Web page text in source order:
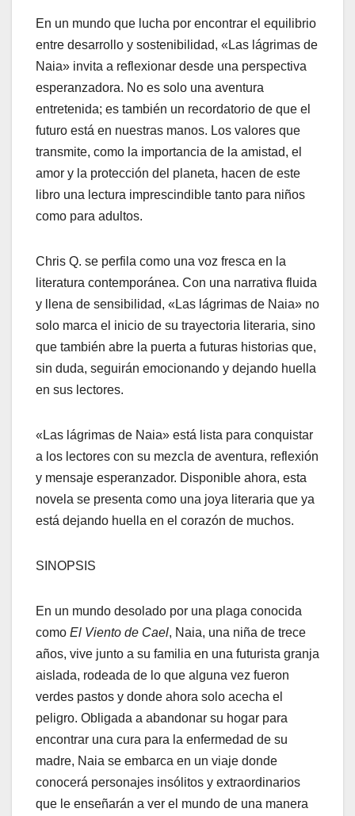
En un mundo que lucha por encontrar el equilibrio
entre desarrollo y sostenibilidad, «Las lágrimas de
Naia» invita a reflexionar desde una perspectiva
esperanzadora. No es solo una aventura
entretenida; es también un recordatorio de que el
futuro está en nuestras manos. Los valores que
transmite, como la importancia de la amistad, el
amor y la protección del planeta, hacen de este
libro una lectura imprescindible tanto para niños
como para adultos.
Chris Q. se perfila como una voz fresca en la
literatura contemporánea. Con una narrativa fluida
y llena de sensibilidad, «Las lágrimas de Naia» no
solo marca el inicio de su trayectoria literaria, sino
que también abre la puerta a futuras historias que,
sin duda, seguirán emocionando y dejando huella
en sus lectores.
«Las lágrimas de Naia» está lista para conquistar
a los lectores con su mezcla de aventura, reflexión
y mensaje esperanzador. Disponible ahora, esta
novela se presenta como una joya literaria que ya
está dejando huella en el corazón de muchos.
SINOPSIS
En un mundo desolado por una plaga conocida
como El Viento de Cael, Naia, una niña de trece
años, vive junto a su familia en una futurista granja
aislada, rodeada de lo que alguna vez fueron
verdes pastos y donde ahora solo acecha el
peligro. Obligada a abandonar su hogar para
encontrar una cura para la enfermedad de su
madre, Naia se embarca en un viaje donde
conocerá personajes insólitos y extraordinarios
que le enseñarán a ver el mundo de una manera